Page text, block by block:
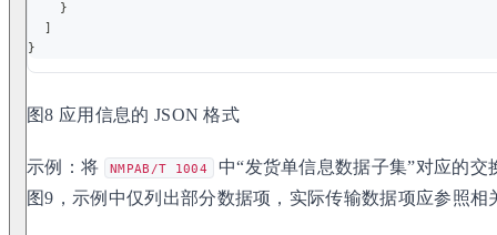
}
}
图8 应用信息的 JSON 格式
示例：将 NMPAB/T 1004
中“发货单信息数据子集”对应的
图9，示例中仅列出部分数据项，实际传输数据项应参照相